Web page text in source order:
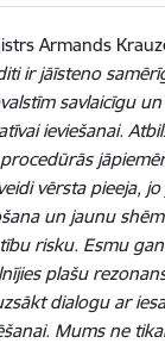
Armands
ir jāīsteno
savlaicīgu
ieviešanai.
vērsta pieeja,
un jaunu
risku. Esmu
plašu
dialogu ar
Mums ne